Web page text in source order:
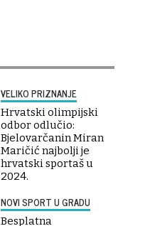
VELIKO PRIZNANJE
Hrvatski olimpijski
odbor odlučio:
Bjelovarčanin Miran
Maričić najbolji je
hrvatski sportaš u
2024.
NOVI SPORT U GRADU
Besplatna